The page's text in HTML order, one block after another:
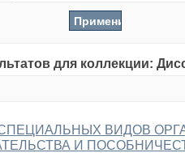
для коллекции:
ВИДОВ
И